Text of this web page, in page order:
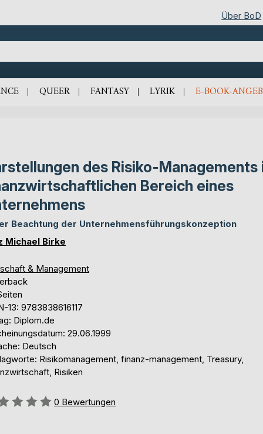
Über BoD
QUEER FANTASY LYRIK E-BOOK-
des Risiko-Managements
Bereich eines
Beachtung der Unternehmensführungskonzeption
Michael Birke
& Management
13: 9783838616117
Diplom.de
29.06.1999
Deutsch
Risikomanagement, finanz-management, Treasury,
Risiken
0 Bewertungen